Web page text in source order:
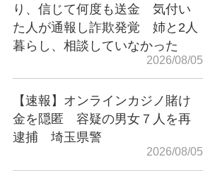
り、信じて何度も送金 気付い
た人が通報し詐欺発覚 姉と2人
暮らし、相談していなかった
2026/08/05
【速報】オンラインカジノ賭け
金を隠匿 容疑の男女７人を再
逮捕 埼玉県警
2026/08/05